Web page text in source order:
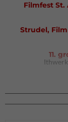
Filmfest
Strudel,
11.